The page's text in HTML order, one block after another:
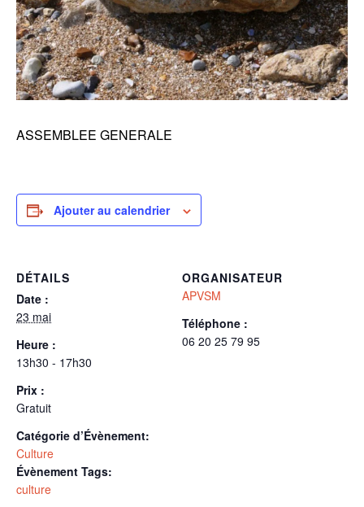
ASSEMBLEE GENERALE
Ajouter au calendrier
DÉTAILS
Date :
23 mai
Heure :
13h30 - 17h30
Prix :
Gratuit
Catégorie d’Évènement:
Culture
Évènement Tags:
culture
ORGANISATEUR
APVSM
Téléphone :
06 20 25 79 95